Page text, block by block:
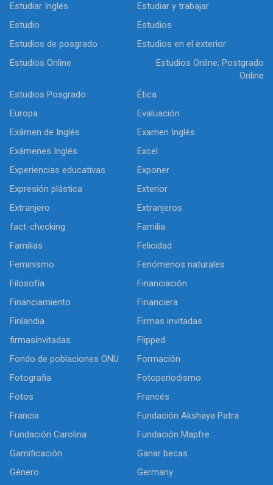
Estudiar Inglés
Estudiar y trabajar
Estudio
Estudios
Estudios de posgrado
Estudios en el exterior
Estudios Online
Estudios Online; Postgrado
Online
Estudios Posgrado
Ética
Europa
Evaluación
Exámen de Inglés
Examen Inglés
Exámenes Inglés
Excel
Experiencias educativas
Exponer
Expresión plástica
Exterior
Extranjero
Extranjeros
fact-checking
Familia
Familias
Felicidad
Feminismo
Fenómenos naturales
Filosofía
Financiación
Financiamiento
Financiera
Finlandia
Firmas invitadas
firmasinvitadas
Flipped
Fondo de poblaciones ONU
Formación
Fotografia
Fotoperiodismo
Fotos
Francés
Francia
Fundación Akshaya Patra
Fundación Carolina
Fundación Mapfre
Gamificación
Ganar becas
Género
Germany